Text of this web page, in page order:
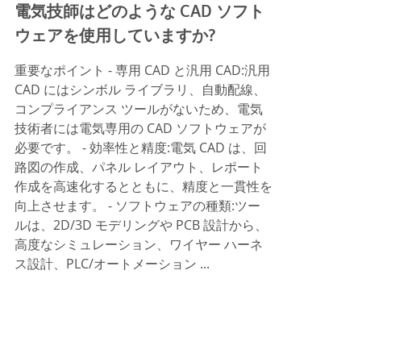
電気技師はどのような CAD ソフト
ウェアを使用していますか?
重要なポイント - 専用 CAD と汎用 CAD:汎用
CAD にはシンボル ライブラリ、自動配線、
コンプライアンス ツールがないため、電気
技術者には電気専用の CAD ソフトウェアが
必要です。 - 効率性と精度:電気 CAD は、回
路図の作成、パネル レイアウト、レポート
作成を高速化するとともに、精度と一貫性を
向上させます。 - ソフトウェアの種類:ツー
ルは、2D/3D モデリングや PCB 設計から、
高度なシミュレーション、ワイヤー ハーネ
ス設計、PLC/オートメーション ...